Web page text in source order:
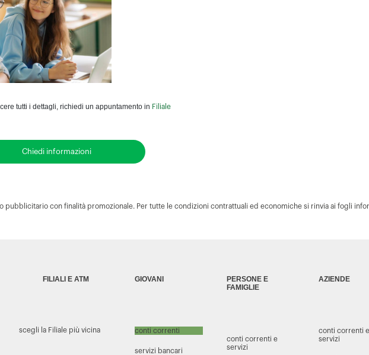
tutti i dettagli, richiedi un appuntamento in Filiale
Chiedi informazioni
pubblicitario con finalità promozionale. Per tutte le condizioni contrattuali ed economiche si rinvia ai fogli
FILIALI E ATM
scegli la Filiale più vicina
GIOVANI
conti correnti
servizi bancari
PERSONE E
FAMIGLIE
conti correnti e
servizi
AZIENDE
conti correnti e
servizi